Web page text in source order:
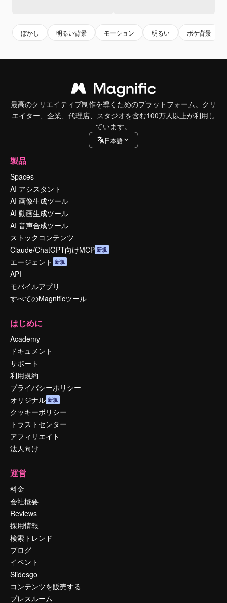
ぼかし 明るい背景 モーション 明るい ボケ背景
最高のクリエイティブ制作を導くためのプラットフォーム。クリ
エイター、企業、代理店、スタジオを含む100万人以上が利用し
ています。
日本語
製品
Spaces
AI アシスタント
AI 画像生成ツール
AI 動画生成ツール
AI 音声合成ツール
ストックコンテンツ
Claude/ChatGPT向けMCP 新規
エージェント 新規
API
モバイルアプリ
すべてのMagnificツール
はじめに
Academy
ドキュメント
サポート
利用規約
プライバシーポリシー
オリジナル 新規
クッキーポリシー
トラストセンター
アフィリエイト
法人向け
運営
料金
会社概要
Reviews
採用情報
検索トレンド
ブログ
イベント
Slidesgo
コンテンツを販売する
プレスルーム